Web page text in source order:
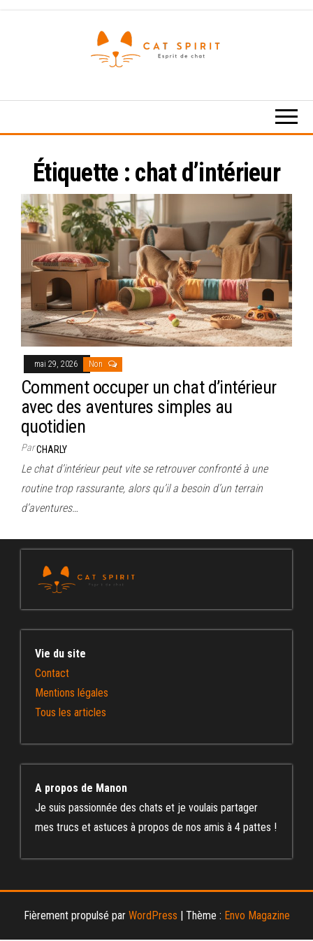
chat
Étiquette : chat d’intérieur
mai 29, 2026 Non
Comment occuper un chat d’intérieur
avec des aventures simples au
quotidien
ParCHARLY
Le chat d’intérieur peut vite se retrouver confronté à une
routine trop rassurante, alors qu’il a besoin d’un terrain
d’aventures…
Vie du site
Contact
Mentions légales
Tous les articles
A propos de Manon
Je suis passionnée des chats et je voulais partager
mes trucs et astuces à propos de nos amis à 4 pattes !
Fièrement propulsé par WordPress Thème : Envo Magazine